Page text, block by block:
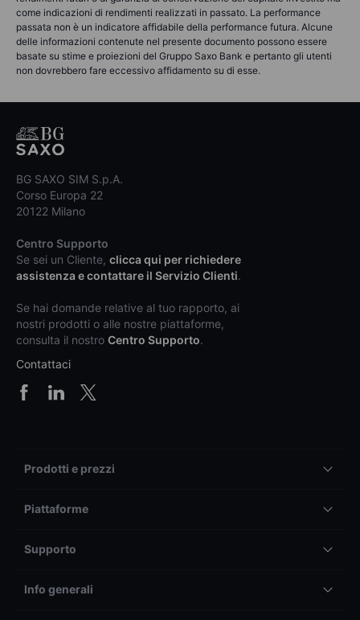
come indicazioni di rendimenti realizzati in passato. La performance
passata non è un indicatore affidabile della performance futura. Alcune
delle informazioni contenute nel presente documento possono essere
basate su stime e proiezioni del Gruppo Saxo Bank e pertanto gli utenti
non dovrebbero fare eccessivo affidamento su di esse.
BG SAXO SIM S.p.A.
Corso Europa 22
20122 Milano
Centro Supporto
Se sei un Cliente, clicca qui per richiedere
assistenza e contattare il Servizio Clienti.
Se hai domande relative al tuo rapporto, ai
nostri prodotti o alle nostre piattaforme,
consulta il nostro Centro Supporto.
Contattaci
Prodotti e prezzi
Piattaforme
Supporto
Info generali